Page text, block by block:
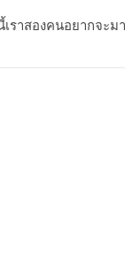
เราสองคนอยากจะ